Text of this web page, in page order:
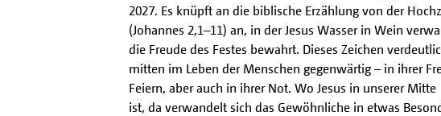
2027. Es knüpft an die biblische Erzählung von der
(Johannes 2,1–11) an, in der Jesus Wasser in Wein
die Freude des Festes bewahrt. Dieses Zeichen
mitten im Leben der Menschen gegenwärtig – in ihrer
Feiern, aber auch in ihrer Not. Wo Jesus in unserer Mitte
ist, da verwandelt sich das Gewöhnliche in etwas